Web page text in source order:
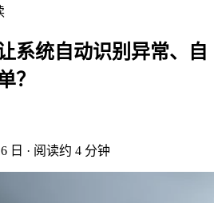
系统自动识别异常、自
？
日 · 阅读约 4 分钟